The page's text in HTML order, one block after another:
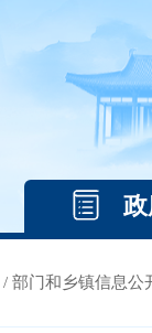
/ 部门和乡镇信息公